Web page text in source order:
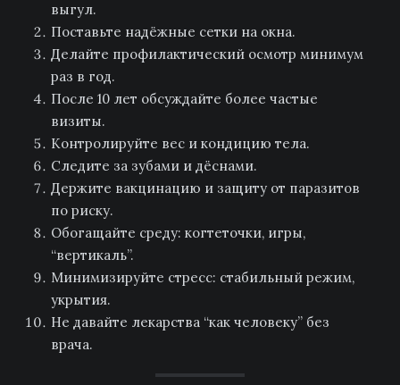
выгул.
Поставьте надёжные сетки на окна.
Делайте профилактический осмотр минимум
раз в год.
После 10 лет обсуждайте более частые
визиты.
Контролируйте вес и кондицию тела.
Следите за зубами и дёснами.
Держите вакцинацию и защиту от паразитов
по риску.
Обогащайте среду: когтеточки, игры,
“вертикаль”.
Минимизируйте стресс: стабильный режим,
укрытия.
Не давайте лекарства “как человеку” без
врача.